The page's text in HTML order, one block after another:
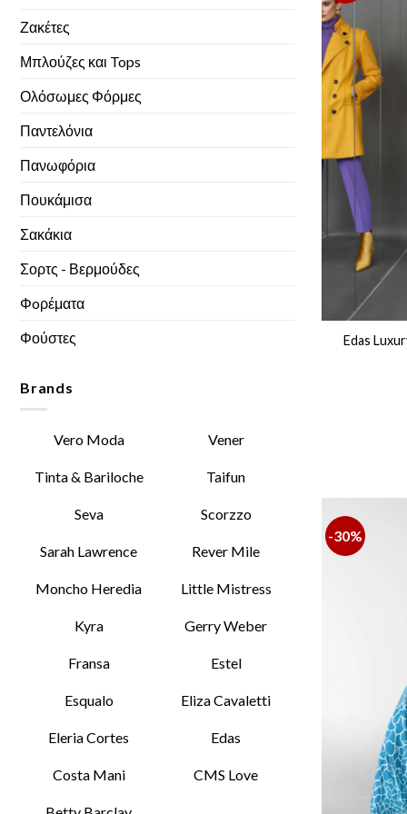
Ζακέτες
Μπλούζες και Tops
Ολόσωμες Φόρμες
Παντελόνια
Πανωφόρια
Πουκάμισα
Σακάκια
Σορτς - Βερμούδες
Φoρέματα
Φούστες
Brands
Vero Moda Vener
Tinta & Bariloche Taifun
Seva Scorzzo
Sarah Lawrence Rever Mile
Moncho Heredia Little Mistress
Kyra Gerry Weber
Fransa Estel
Esqualo Eliza Cavaletti
Eleria Cortes Edas
Costa Mani CMS Love
Edas
-30%